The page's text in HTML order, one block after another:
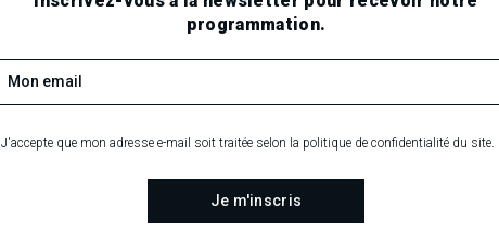
programmation.
J'accepte que mon adresse e-mail soit traitée selon la politique de confidentialité du site.